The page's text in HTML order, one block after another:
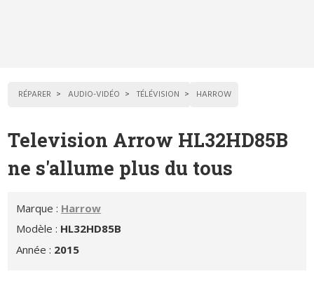
RÉPARER AUDIO-VIDÉO TÉLÉVISION HARROW
Television Arrow HL32HD85B
ne s'allume plus du tous
Marque : Harrow
Modèle : HL32HD85B
Année : 2015